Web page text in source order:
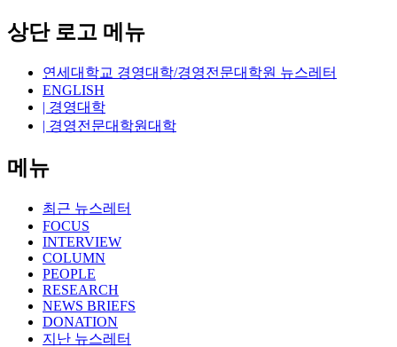
상단 로고 메뉴
연세대학교 경영대학/경영전문대학원 뉴스레터
ENGLISH
| 경영대학
| 경영전문대학원대학
메뉴
최근 뉴스레터
FOCUS
INTERVIEW
COLUMN
PEOPLE
RESEARCH
NEWS BRIEFS
DONATION
지난 뉴스레터